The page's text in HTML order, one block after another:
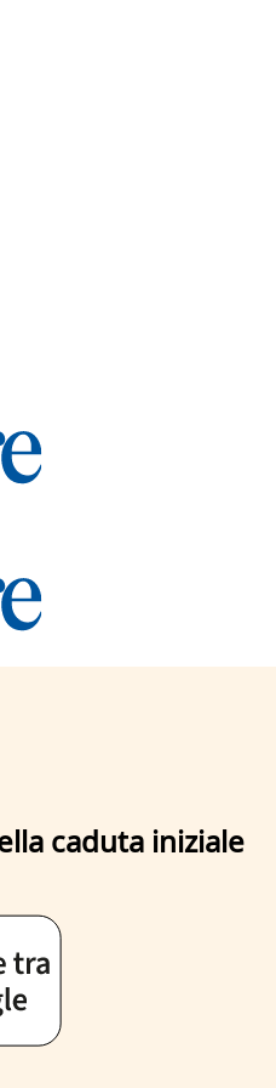
caduta iniziale